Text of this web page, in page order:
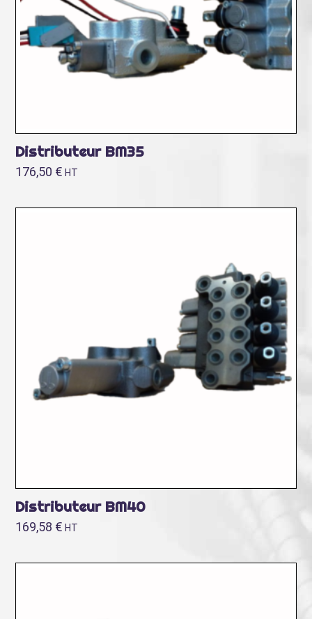
Distributeur BM35
176,50 € HT
Distributeur BM40
169,58 € HT